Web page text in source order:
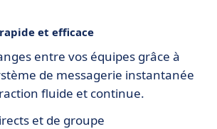
et efficace
entre vos équipes grâce à
de messagerie instantanée
fluide et continue.
et de groupe